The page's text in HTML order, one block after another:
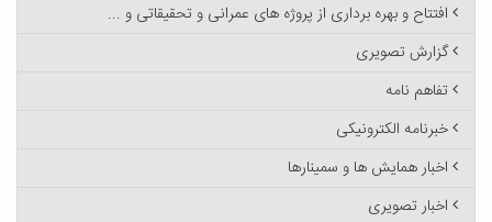
افتتاح و بهره برداری از پروژه های عمرانی و تحقیقاتی و ...
گزارش تصویری
تفاهم نامه
خبرنامه الکترونیکی
اخبار همایش ها و سمینارها
اخبار تصویری